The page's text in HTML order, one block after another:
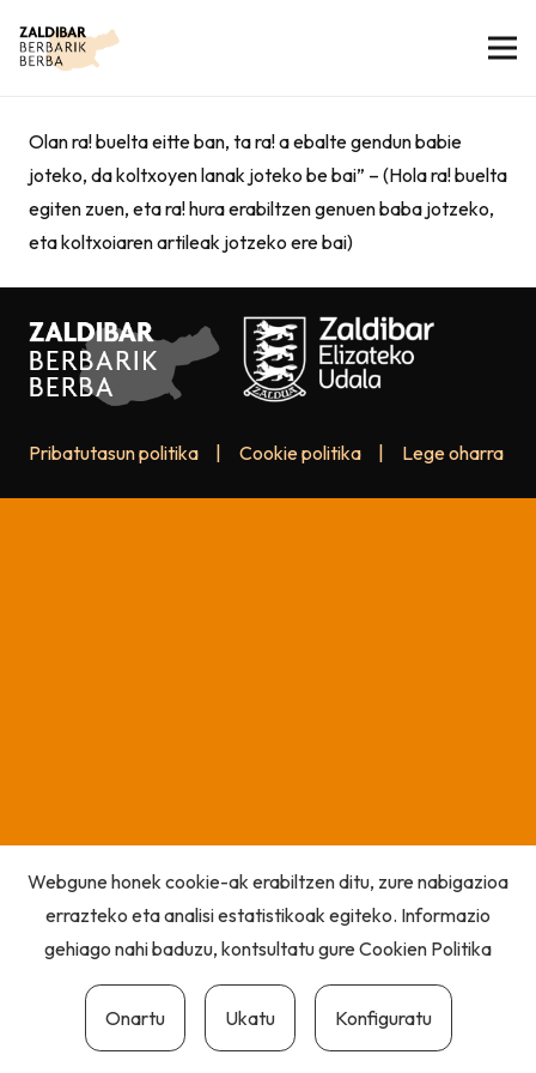
Olan ra! buelta eitte ban, ta ra! a ebalte gendun babie
joteko, da koltxoyen lanak joteko be bai” – (Hola ra! buelta
egiten zuen, eta ra! hura erabiltzen genuen baba jotzeko,
eta koltxoiaren artileak jotzeko ere bai)
Pribatutasun politika Cookie politika Lege oharra
Webgune honek cookie-ak erabiltzen ditu, zure nabigazioa
errazteko eta analisi estatistikoak egiteko. Informazio
gehiago nahi baduzu, kontsultatu gureCookien Politika
Onartu Ukatu Konfiguratu